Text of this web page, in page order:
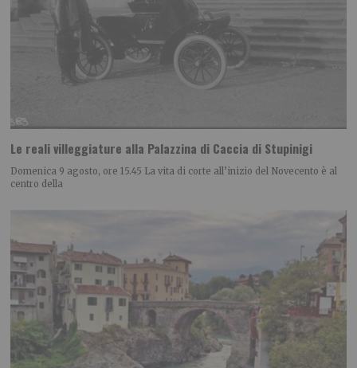
Le reali villeggiature alla Palazzina di Caccia di Stupinigi
Domenica 9 agosto, ore 15.45 La vita di corte all’inizio del Novecento è al
centro della